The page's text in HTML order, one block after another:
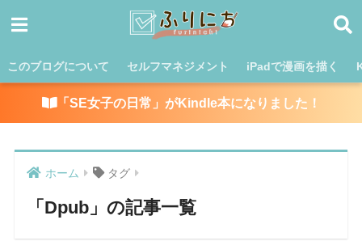
このブログについて セルフマネジメント iPadで漫画を描く
「SE女子の日常」がKindle本になりました！
ホーム タグ
「Dpub」の記事一覧